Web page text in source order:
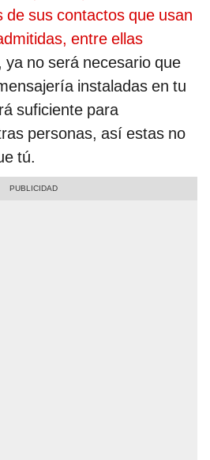
de sus contactos que usan
entre ellas
ya no será necesario que
instaladas en tu
suficiente para
personas, así estas no
tú.